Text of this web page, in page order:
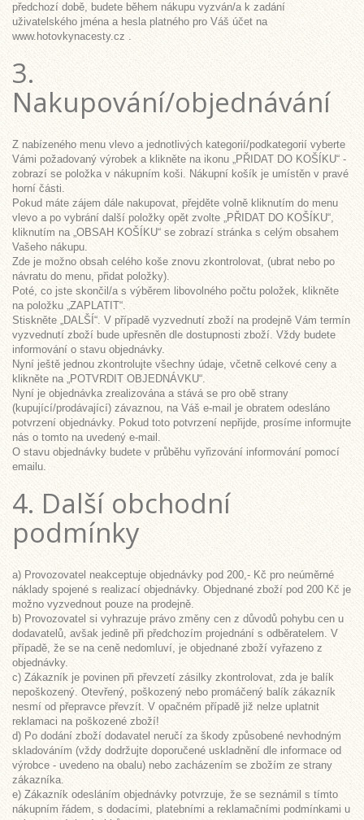
předchozí době, budete během nákupu vyzván/a k zadání
uživatelského jména a hesla platného pro Váš účet na
www.hotovkynacesty.cz .
3.
Nakupování/objednávání
Z nabízeného menu vlevo a jednotlivých kategorií/podkategorií vyberte
Vámi požadovaný výrobek a klikněte na ikonu „PŘIDAT DO KOŠÍKU“ -
zobrazí se položka v nákupním koši. Nákupní košík je umístěn v pravé
horní části.
Pokud máte zájem dále nakupovat, přejděte volně kliknutím do menu
vlevo a po vybrání další položky opět zvolte „PŘIDAT DO KOŠÍKU“,
kliknutím na „OBSAH KOŠÍKU“ se zobrazí stránka s celým obsahem
Vašeho nákupu.
Zde je možno obsah celého koše znovu zkontrolovat, (ubrat nebo po
návratu do menu, přidat položky).
Poté, co jste skončil/a s výběrem libovolného počtu položek, klikněte
na položku „ZAPLATIT“.
Stiskněte „DALŠÍ“. V případě vyzvednutí zboží na prodejně Vám termín
vyzvednutí zboží bude upřesněn dle dostupnosti zboží. Vždy budete
informování o stavu objednávky.
Nyní ještě jednou zkontrolujte všechny údaje, včetně celkové ceny a
klikněte na „POTVRDIT OBJEDNÁVKU“.
Nyní je objednávka zrealizována a stává se pro obě strany
(kupující/prodávající) závaznou, na Váš e-mail je obratem odesláno
potvrzení objednávky. Pokud toto potvrzení nepřijde, prosíme informujte
nás o tomto na uvedený e-mail.
O stavu objednávky budete v průběhu vyřizování informování pomocí
emailu.
4. Další obchodní
podmínky
a) Provozovatel neakceptuje objednávky pod 200,- Kč pro neúměrné
náklady spojené s realizací objednávky. Objednané zboží pod 200 Kč je
možno vyzvednout pouze na prodejně.
b) Provozovatel si vyhrazuje právo změny cen z důvodů pohybu cen u
dodavatelů, avšak jedině při předchozím projednání s odběratelem. V
případě, že se na ceně nedomluví, je objednané zboží vyřazeno z
objednávky.
c) Zákazník je povinen při převzetí zásilky zkontrolovat, zda je balík
nepoškozený. Otevřený, poškozený nebo promáčený balík zákazník
nesmí od přepravce převzít. V opačném případě již nelze uplatnit
reklamaci na poškozené zboží!
d) Po dodání zboží dodavatel neručí za škody způsobené nevhodným
skladováním (vždy dodržujte doporučené uskladnění dle informace od
výrobce - uvedeno na obalu) nebo zacházením se zbožím ze strany
zákazníka.
e) Zákazník odesláním objednávky potvrzuje, že se seznámil s tímto
nákupním řádem, s dodacími, platebními a reklamačními podmínkami u